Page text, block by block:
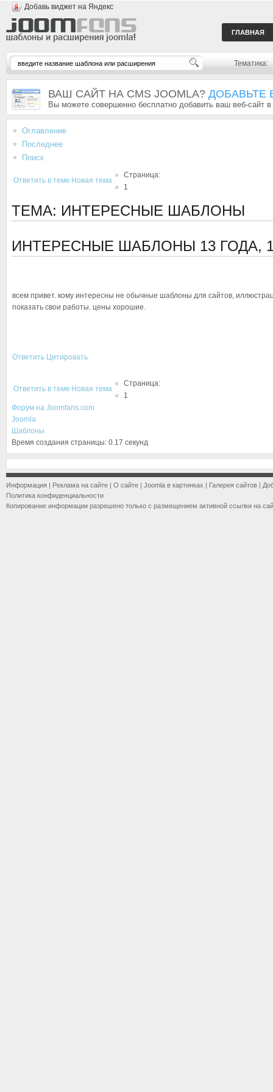
Добавь виджет на Яндекс
ГЛАВНАЯ
Тематика:
ВАШ САЙТ НА CMS JOOMLA? ДОБАВЬТЕ
Вы можете совершенно бесплатно добавить ваш веб-сайт
Оглавление
Последнее
Поиск
Ответить в теме Новая тема
Страница:
1
ТЕМА: ИНТЕРЕСНЫЕ ШАБЛОНЫ
ИНТЕРЕСНЫЕ ШАБЛОНЫ 13 ГОДА,
всем привет. кому интересны не обычные шаблоны для сайтов,
показать свои работы. цены хорошие.
Ответить Цитировать
Ответить в теме Новая тема
Страница:
1
Форум на Joomfans.com
Joomla
Шаблоны
Время создания страницы: 0.17 секунд
Информация | Реклама на сайте | О сайте | Joomla в картинках | Галерея сайтов |
Политика конфиденциальности
Копирование информации разрешено только с размещением активной ссылки на